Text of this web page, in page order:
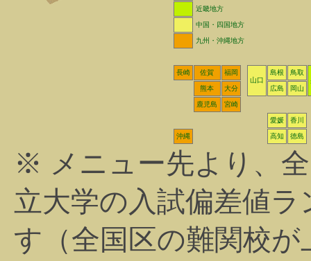
近畿地方
中国・四国地方
九州・沖縄地方
長崎 佐賀
福岡
山口
島根
鳥取
熊本
大分 広島 岡山
鹿児島 宮崎
愛媛 香川
沖縄 高知 徳島
※ メニュー先より、
立大学の入試偏差値
す（全国区の難関校